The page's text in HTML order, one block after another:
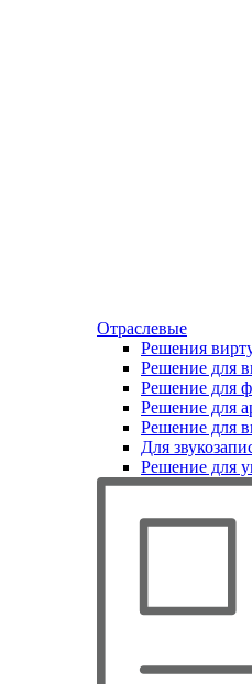
Отраслевые
Решения
Решение для
Решение для
Решение для
Решение для
Для
Решение для